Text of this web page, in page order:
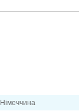
Німеччина